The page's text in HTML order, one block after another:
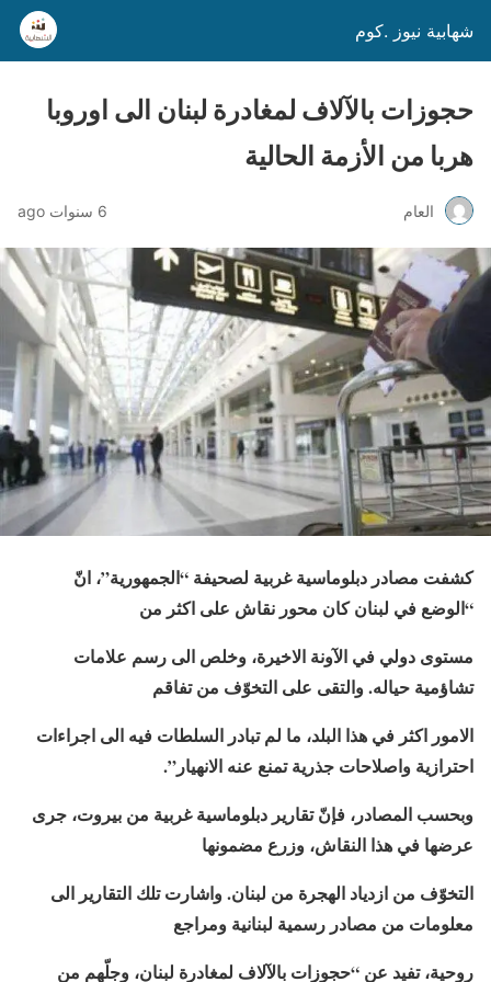
شهابية نيوز .كوم
حجوزات بالآلاف لمغادرة لبنان الى اوروبا
هربا من الأزمة الحالية
العام 6 سنوات ago
كشفت مصادر دبلوماسية غربية لصحيفة “الجمهورية”، انّ
“الوضع في ​لبنان​ كان محور نقاش على اكثر من
مستوى دولي في الآونة الاخيرة، وخلص الى رسم علامات
تشاؤمية حياله. والتقى على التخوّف من تفاقم
الامور اكثر في هذا البلد، ما لم تبادر السلطات فيه الى اجراءات
احترازية واصلاحات جذرية تمنع عنه الانهيار”.
وبحسب المصادر، فإنّ ​تقارير​ دبلوماسية غربية من ​بيروت​، جرى
عرضها في هذا ​النقاش​، وزرع مضمونها
التخوّف من ازدياد ​الهجرة​ من لبنان. واشارت تلك التقارير الى
معلومات من مصادر رسمية لبنانية ومراجع
روحية، تفيد عن “حجوزات بالآلاف لمغادرة لبنان، وجلّهم من ​